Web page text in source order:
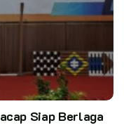
Siap Berlaga